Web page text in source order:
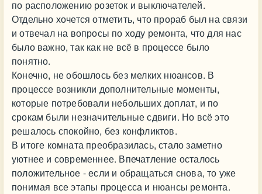
по расположению розеток и выключателей.
Отдельно хочется отметить, что прораб был на связи
и отвечал на вопросы по ходу ремонта, что для нас
было важно, так как не всё в процессе было
понятно.
Конечно, не обошлось без мелких нюансов. В
процессе возникли дополнительные моменты,
которые потребовали небольших доплат, и по
срокам были незначительные сдвиги. Но всё это
решалось спокойно, без конфликтов.
В итоге комната преобразилась, стало заметно
уютнее и современнее. Впечатление осталось
положительное - если и обращаться снова, то уже
понимая все этапы процесса и нюансы ремонта.